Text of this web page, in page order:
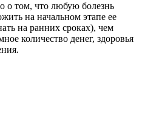
о том, что любую болезнь
на начальном этапе ее
на ранних сроках), чем
количество денег, здоровья